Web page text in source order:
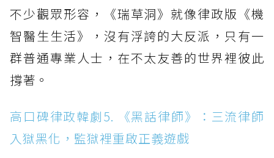
不少觀眾形容，《瑞草洞》就像律政版《機
智醫生生活》，沒有浮誇的大反派，只有一
群普通專業人士，在不太友善的世界裡彼此
撐著。
高口碑律政韓劇5. 《黑話律師》：三流律師
入獄黑化，監獄裡重啟正義遊戲